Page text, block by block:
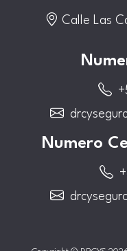
Calle Las
Numero